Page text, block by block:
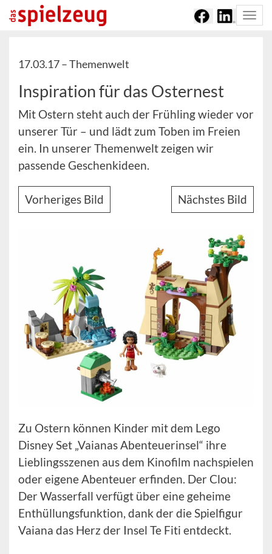
17.03.17 –Themenwelt
Inspiration für das Osternest
Mit Ostern steht auch der Frühling wieder vor
unserer Tür – und lädt zum Toben im Freien
ein. In unserer Themenwelt zeigen wir
passende Geschenkideen.
Vorheriges Bild Nächstes Bild
Zu Ostern können Kinder mit dem Lego
Disney Set „Vaianas Abenteuerinsel“ ihre
Lieblingsszenen aus dem Kinofilm nachspielen
oder eigene Abenteuer erfinden. Der Clou:
Der Wasserfall verfügt über eine geheime
Enthüllungsfunktion, dank der die Spielfigur
Vaiana das Herz der Insel Te Fiti entdeckt.